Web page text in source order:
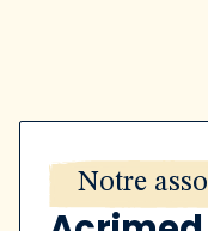
Notre